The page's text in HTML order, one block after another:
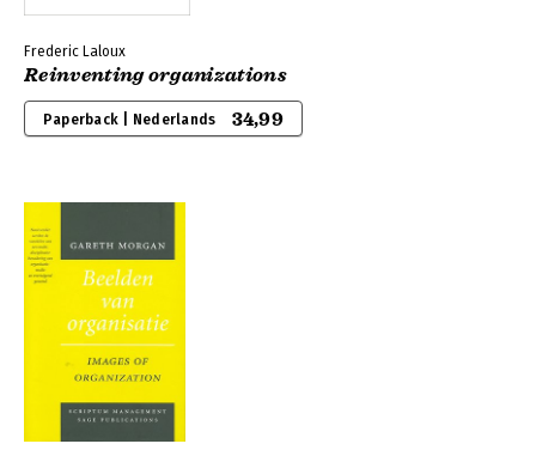
Frederic Laloux
Reinventing organizations
Paperback | Nederlands 34,99